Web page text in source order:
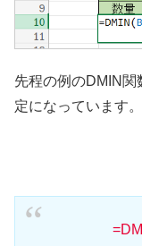
先程の例のDMIN
定になっています。